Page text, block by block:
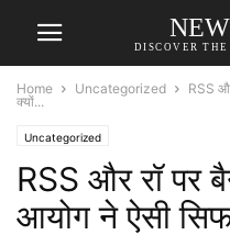
DISCOVER
Home Uncategorized
RSS
क्यों...
Uncategorized
RSS और रॉ पर
आयोग ने ऐसी